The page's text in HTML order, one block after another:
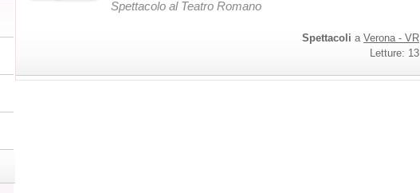
Spettacolo al Teatro Romano
Spettacoli a Verona - VR
Letture: 13